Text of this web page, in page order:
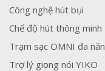
Công nghệ hút bụi
Chế độ hút thông minh
Trạm sạc OMNI đa
Trợ lý giọng nói YIKO